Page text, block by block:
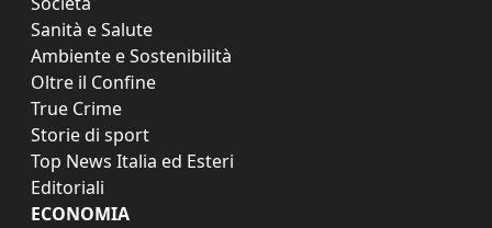
Sanità e Salute
Ambiente e Sostenibilità
Oltre il Confine
True Crime
Storie di sport
Top News Italia ed Esteri
Editoriali
ECONOMIA